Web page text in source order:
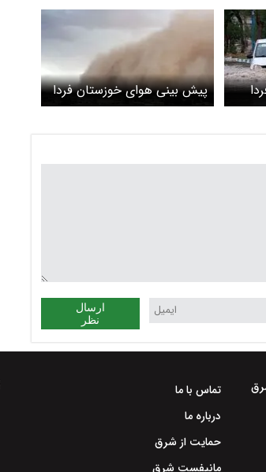
تگرگ
پیش بینی هوای خوزستان فردا
جمعه ۱۵ خرداد ۱۴۰۵/ گرمای
ارسال
نظر
تماس با ما
درباره ما
حمایت از شرق
مانیفست شرق